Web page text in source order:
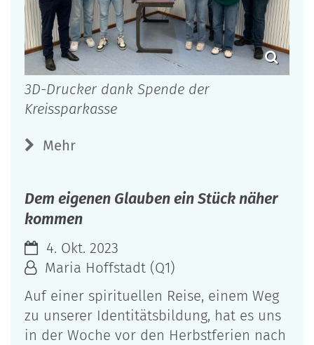
3D-Drucker dank Spende der
Kreissparkasse
Mehr
Dem eigenen Glauben ein Stück näher
kommen
4. Okt. 2023
Maria Hoffstadt (Q1)
Auf einer spirituellen Reise, einem Weg
zu unserer Identitätsbildung, hat es uns
in der Woche vor den Herbstferien nach